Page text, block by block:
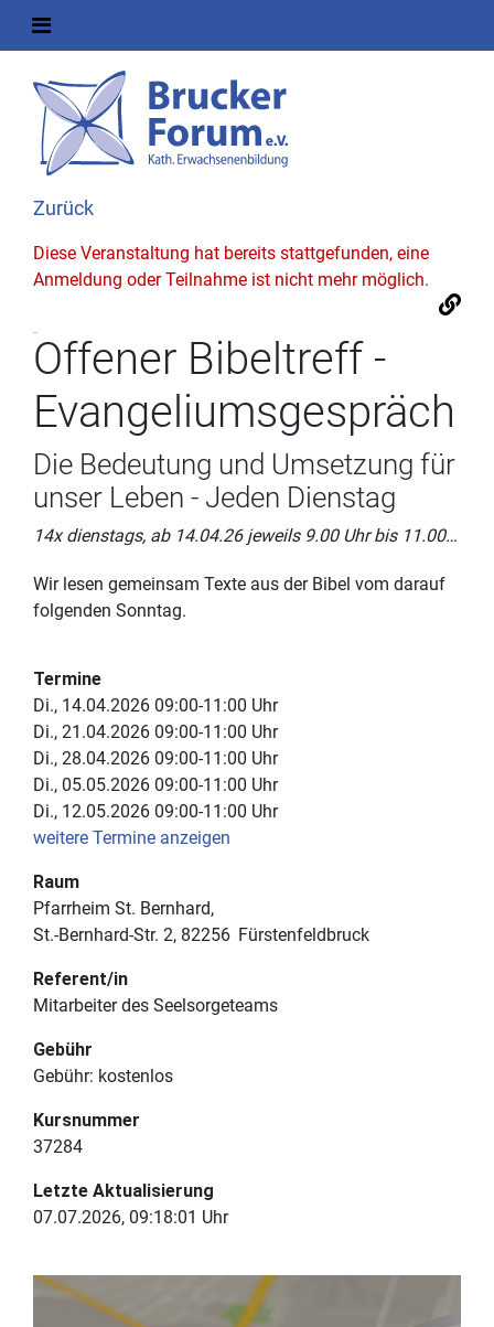
Zurück
Diese Veranstaltung hat bereits stattgefunden, eine
Anmeldung oder Teilnahme ist nicht mehr möglich.
Offener Bibeltreff -
Evangeliumsgespräch
Die Bedeutung und Umsetzung für
unser Leben - Jeden Dienstag
14x dienstags, ab 14.04.26 jeweils 9.00 Uhr bis 11.00 Uhr
Wir lesen gemeinsam Texte aus der Bibel vom darauf
folgenden Sonntag.
Termine
Di., 14.04.2026 09:00-11:00 Uhr
Di., 21.04.2026 09:00-11:00 Uhr
Di., 28.04.2026 09:00-11:00 Uhr
Di., 05.05.2026 09:00-11:00 Uhr
Di., 12.05.2026 09:00-11:00 Uhr
weitere Termine anzeigen
Raum
Pfarrheim St. Bernhard
St.-Bernhard-Str. 2 82256 Fürstenfeldbruck
Referent/in
Mitarbeiter des Seelsorgeteams
Gebühr
Gebühr: kostenlos
Kursnummer
37284
Letzte Aktualisierung
07.07.2026, 09:18:01 Uhr